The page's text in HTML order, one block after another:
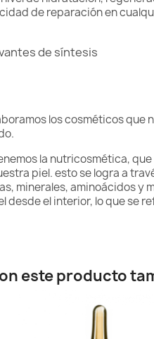
de reparación en
de síntesis
los cosméticos
la nutricosmética,
piel. esto se logra a
minerales, aminoácidos
desde el interior, lo que se
este producto